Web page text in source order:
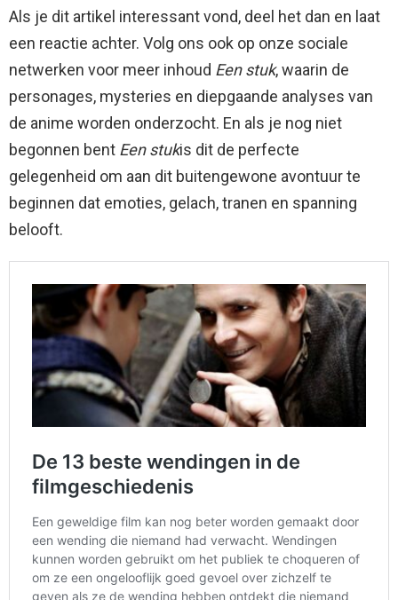
Als je dit artikel interessant vond, deel het dan en laat
een reactie achter. Volg ons ook op onze sociale
netwerken voor meer inhoud Een stuk, waarin de
personages, mysteries en diepgaande analyses van
de anime worden onderzocht. En als je nog niet
begonnen bent Een stukis dit de perfecte
gelegenheid om aan dit buitengewone avontuur te
beginnen dat emoties, gelach, tranen en spanning
belooft.